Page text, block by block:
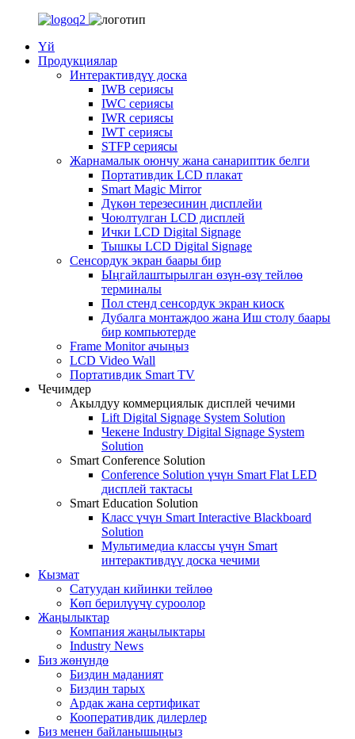
Үй
Продукциялар
Интерактивдүү доска
IWB сериясы
IWC сериясы
IWR сериясы
IWT сериясы
STFP сериясы
Жарнамалык оюнчу жана санариптик белги
Портативдик LCD плакат
Smart Magic Mirror
Дүкөн терезесинин дисплейи
Чоюлтулган LCD дисплей
Ички LCD Digital Signage
Тышкы LCD Digital Signage
Сенсордук экран баары бир
Ыңгайлаштырылган өзүн-өзү тейлөө
терминалы
Пол стенд сенсордук экран киоск
Дубалга монтаждоо жана Иш столу баары
бир компьютерде
Frame Monitor ачыңыз
LCD Video Wall
Портативдик Smart TV
Чечимдер
Акылдуу коммерциялык дисплей чечими
Lift Digital Signage System Solution
Чекене Industry Digital Signage System
Solution
Smart Conference Solution
Conference Solution үчүн Smart Flat LED
дисплей тактасы
Smart Education Solution
Класс үчүн Smart Interactive Blackboard
Solution
Мультимедиа классы үчүн Smart
интерактивдүү доска чечими
Кызмат
Сатуудан кийинки тейлөө
Көп берилүүчү суроолор
Жаңылыктар
Компания жаңылыктары
Industry News
Биз жөнүндө
Биздин маданият
Биздин тарых
Ардак жана сертификат
Кооперативдик дилерлер
Биз менен байланышыңыз